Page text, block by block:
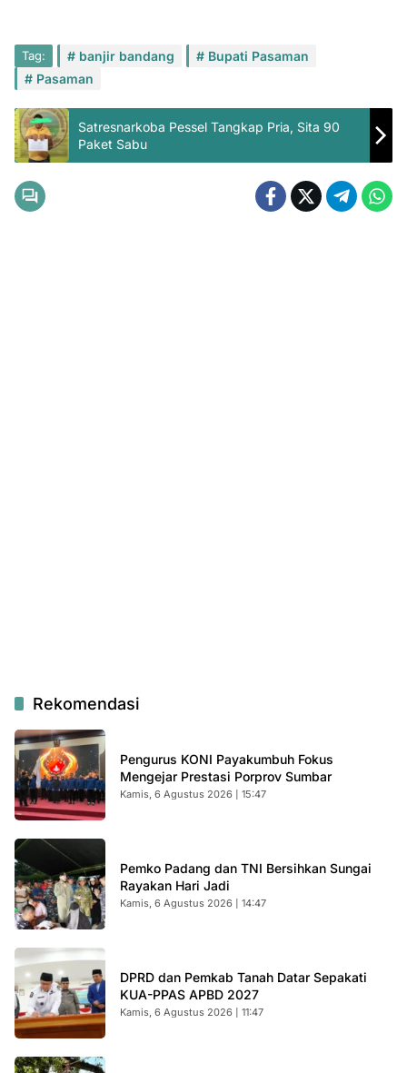
Tag: banjir bandang
Bupati Pasaman
Pasaman
Satresnarkoba Pessel Tangkap Pria, Sita 90
Paket Sabu
Rekomendasi
Pengurus KONI Payakumbuh Fokus
Mengejar Prestasi Porprov Sumbar
Kamis, 6 Agustus 2026 | 15:47
Pemko Padang dan TNI Bersihkan Sungai
Rayakan Hari Jadi
Kamis, 6 Agustus 2026 | 14:47
DPRD dan Pemkab Tanah Datar Sepakati
KUA-PPAS APBD 2027
Kamis, 6 Agustus 2026 | 11:47